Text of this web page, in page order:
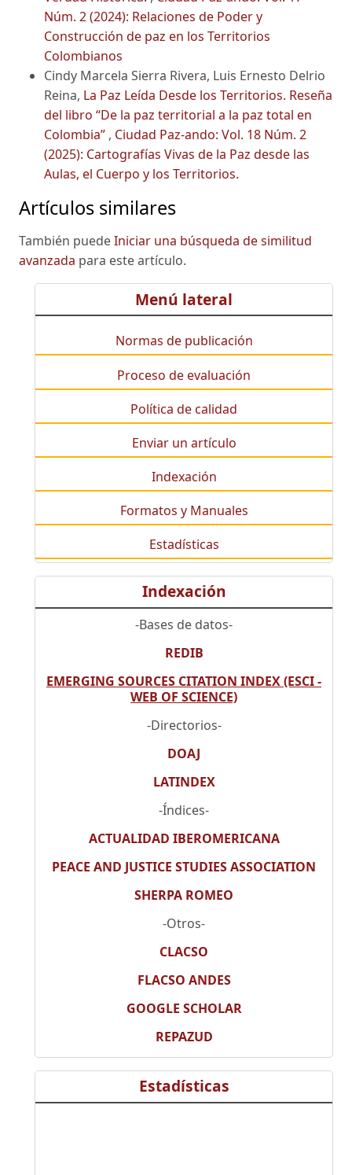
Núm. 2 (2024): Relaciones de Poder y
Construcción de paz en los Territorios
Colombianos
Cindy Marcela Sierra Rivera, Luis Ernesto Delrio
Reina, La Paz Leída Desde los Territorios. Reseña
del libro “De la paz territorial a la paz total en
Colombia” , Ciudad Paz-ando: Vol. 18 Núm. 2
(2025): Cartografías Vivas de la Paz desde las
Aulas, el Cuerpo y los Territorios.
Artículos similares
También puedeIniciar una búsqueda de similitud
avanzada para este artículo.
Menú lateral
Normas de publicación
Proceso de evaluación
Política de calidad
Enviar un artículo
Indexación
Formatos y Manuales
Estadísticas
Indexación
-Bases de datos-
REDIB
EMERGING SOURCES CITATION INDEX (ESCI -
WEB OF SCIENCE)
-Directorios-
DOAJ
LATINDEX
-Índices-
ACTUALIDAD IBEROMERICANA
PEACE AND JUSTICE STUDIES ASSOCIATION
SHERPA ROMEO
-Otros-
CLACSO
FLACSO ANDES
GOOGLE SCHOLAR
REPAZUD
Estadísticas